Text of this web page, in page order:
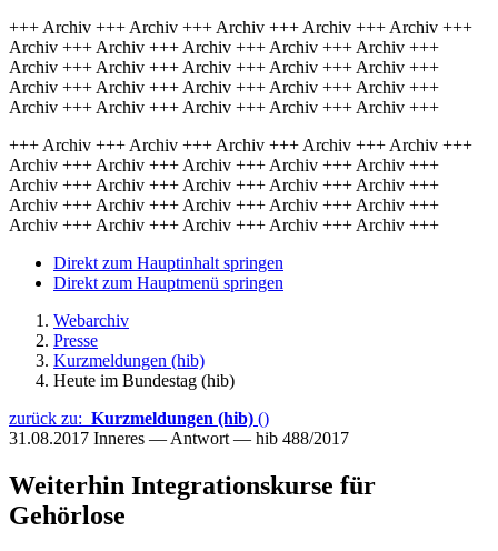
+++ Archiv +++ Archiv +++ Archiv +++ Archiv +++ Archiv +++
Archiv +++ Archiv +++ Archiv +++ Archiv +++ Archiv +++
Archiv +++ Archiv +++ Archiv +++ Archiv +++ Archiv +++
Archiv +++ Archiv +++ Archiv +++ Archiv +++ Archiv +++
Archiv +++ Archiv +++ Archiv +++ Archiv +++ Archiv +++
+++ Archiv +++ Archiv +++ Archiv +++ Archiv +++ Archiv +++
Archiv +++ Archiv +++ Archiv +++ Archiv +++ Archiv +++
Archiv +++ Archiv +++ Archiv +++ Archiv +++ Archiv +++
Archiv +++ Archiv +++ Archiv +++ Archiv +++ Archiv +++
Archiv +++ Archiv +++ Archiv +++ Archiv +++ Archiv +++
Direkt zum Hauptinhalt springen
Direkt zum Hauptmenü springen
Webarchiv
Presse
Kurzmeldungen (hib)
Heute im Bundestag (hib)
zurück zu: Kurzmeldungen (hib) ()
31.08.2017 Inneres — Antwort — hib 488/2017
Weiterhin Integrationskurse für
Gehörlose